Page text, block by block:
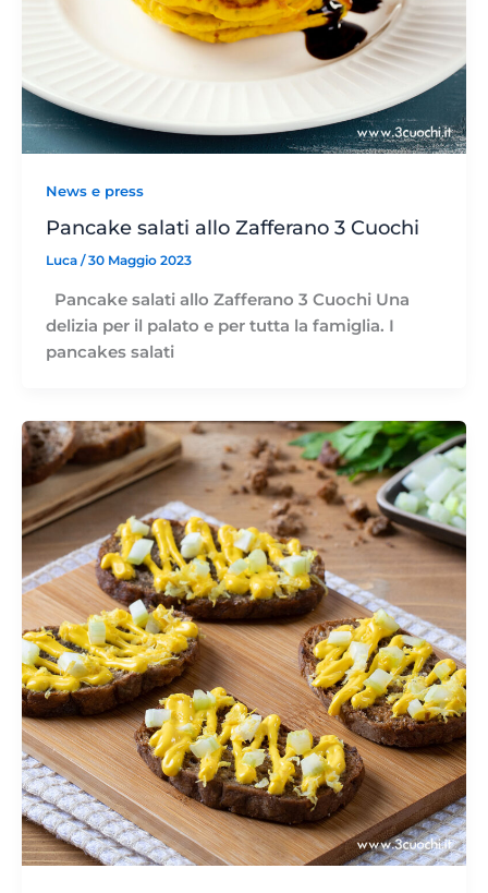
News e press
Pancake salati allo Zafferano 3 Cuochi
Luca /30 Maggio 2023
Pancake salati allo Zafferano 3 Cuochi Una
delizia per il palato e per tutta la famiglia. I
pancakes salati